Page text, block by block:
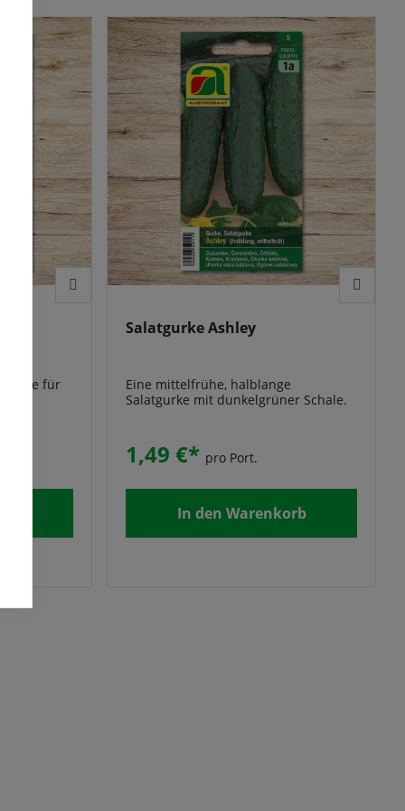
für
Salatgurke Ashley
Eine mittelfrühe, halblange
Salatgurke mit dunkelgrüner Schale.
1,49 €* pro Port.
In den Warenkorb